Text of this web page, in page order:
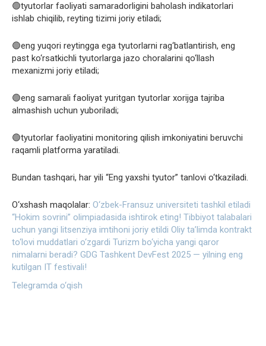
🟢tyutorlar faoliyati samaradorligini baholash indikatorlari
ishlab chiqilib, reyting tizimi joriy etiladi;
🟢eng yuqori reytingga ega tyutorlarni rag‘batlantirish, eng
past ko‘rsatkichli tyutorlarga jazo choralarini qo‘llash
mexanizmi joriy etiladi;
🟢eng samarali faoliyat yuritgan tyutorlar xorijga tajriba
almashish uchun yuboriladi;
🟢tyutorlar faoliyatini monitoring qilish imkoniyatini beruvchi
raqamli platforma yaratiladi.
Bundan tashqari, har yili “Eng yaxshi tyutor” tanlovi o‘tkaziladi.
O‘xshash maqolalar: O‘zbek-Fransuz universiteti tashkil etiladi
“Hokim sovrini” olimpiadasida ishtirok eting! Tibbiyot talabalari
uchun yangi litsenziya imtihoni joriy etildi Oliy ta’limda kontrakt
to‘lovi muddatlari o‘zgardi Turizm bo‘yicha yangi qaror
nimalarni beradi? GDG Tashkent DevFest 2025 — yilning eng
kutilgan IT festivali!
Telegramda o‘qish